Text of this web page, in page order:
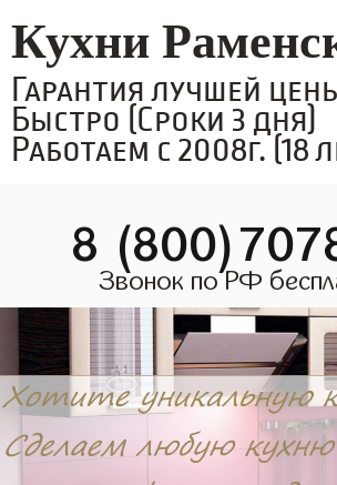
Кухни
Гарантия лучшей
Быстро (Сроки 3 дня)
Работаем с 2008г. (18
8
Звонок по РФ